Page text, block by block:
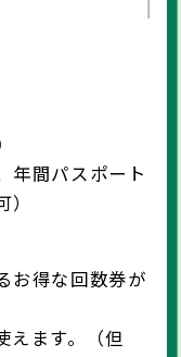
年間パスポート
）
お得な回数券が
えます。（但